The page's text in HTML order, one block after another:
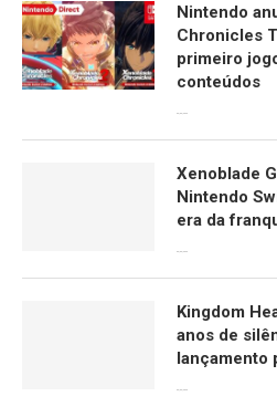
Nintendo
Chronicles
primeiro
conteúdos
Xenoblade
Nintendo
era da
Kingdom
anos de
lançamento